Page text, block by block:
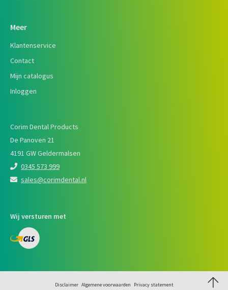
Meer
Klantenservice
Contact
Mijn catalogus
Inloggen
Corim Dental Products
De Panoven 21
4191 GW Geldermalsen
0345 573 999
sales@corimdental.nl
Wij versturen met
Disclaimer Algemene voorwaarden Privacy statement